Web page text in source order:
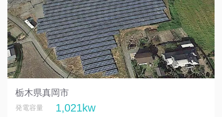
栃木県真岡市
発電容量 1,021kw